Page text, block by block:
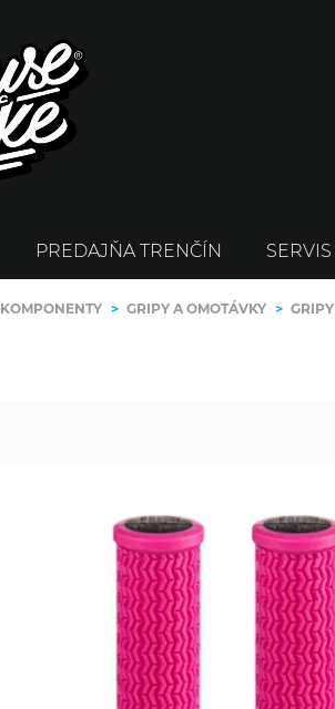
PREDAJŇA TRENČÍN SERVIS
KOMPONENTY > GRIPY A OMOTÁVKY > GRIPY